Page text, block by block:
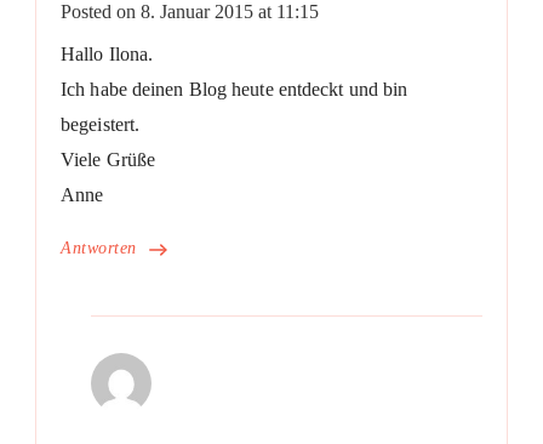
Posted on 8. Januar 2015 at 11:15
Antworten
Hallo Ilona.
Ich habe deinen Blog heute entdeckt und bin
begeistert.
Viele Grüße
Anne